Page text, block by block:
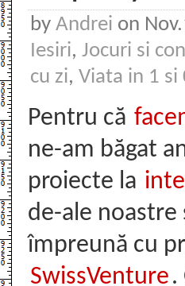
by Andrei on
Iesiri, Jocuri si
cu zi, Viata in 1 si
Pentru că
ne-am băgat
proiecte la
de-ale noastre
împreună cu
SwissVenture.